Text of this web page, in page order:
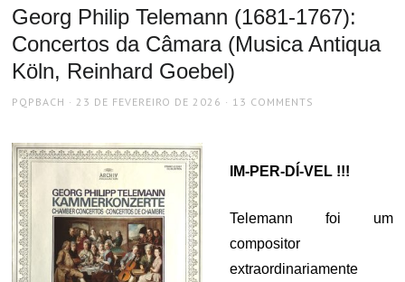
Georg Philip Telemann (1681-1767):
Concertos da Câmara (Musica Antiqua
Köln, Reinhard Goebel)
AUTHOR
PQPBACH
POSTED
23 DE FEVEREIRO DE 2026 13 COMMENTS
IM-PER-DÍ-VEL !!!
Telemann foi um
compositor
extraordinariamente